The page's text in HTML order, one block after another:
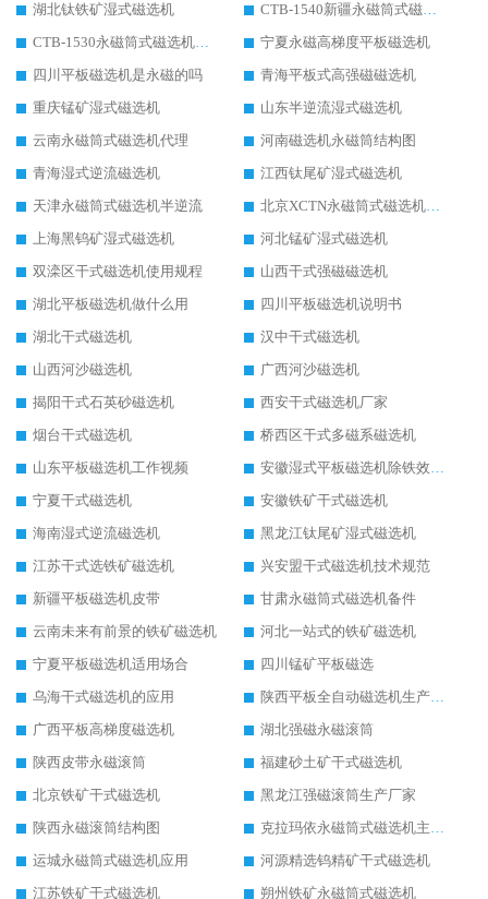
湖北钛铁矿湿式磁选机
CTB-1540新疆永磁筒式磁选机
CTB-1530永磁筒式磁选机代理商
宁夏永磁高梯度平板磁选机
四川平板磁选机是永磁的吗
青海平板式高强磁磁选机
重庆锰矿湿式磁选机
山东半逆流湿式磁选机
云南永磁筒式磁选机代理
河南磁选机永磁筒结构图
青海湿式逆流磁选机
江西钛尾矿湿式磁选机
天津永磁筒式磁选机半逆流
北京XCTN永磁筒式磁选机磁块位置
上海黑钨矿湿式磁选机
河北锰矿湿式磁选机
双滦区干式磁选机使用规程
山西干式强磁磁选机
湖北平板磁选机做什么用
四川平板磁选机说明书
湖北干式磁选机
汉中干式磁选机
山西河沙磁选机
广西河沙磁选机
揭阳干式石英砂磁选机
西安干式磁选机厂家
烟台干式磁选机
桥西区干式多磁系磁选机
山东平板磁选机工作视频
安徽湿式平板磁选机除铁效果怎么样
宁夏干式磁选机
安徽铁矿干式磁选机
海南湿式逆流磁选机
黑龙江钛尾矿湿式磁选机
江苏干式选铁矿磁选机
兴安盟干式磁选机技术规范
新疆平板磁选机皮带
甘肃永磁筒式磁选机备件
云南未来有前景的铁矿磁选机
河北一站式的铁矿磁选机
宁夏平板磁选机适用场合
四川锰矿平板磁选
乌海干式磁选机的应用
陕西平板全自动磁选机生产厂家
广西平板高梯度磁选机
湖北强磁永磁滚筒
陕西皮带永磁滚筒
福建砂土矿干式磁选机
北京铁矿干式磁选机
黑龙江强磁滚筒生产厂家
陕西永磁滚筒结构图
克拉玛依永磁筒式磁选机主要技术参数
运城永磁筒式磁选机应用
河源精选钨精矿干式磁选机
江苏铁矿干式磁选机
朔州铁矿永磁筒式磁选机